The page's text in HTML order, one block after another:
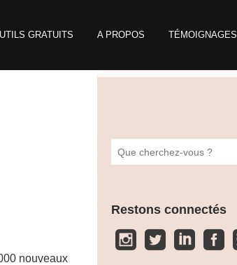
GRATUITS A PROPOS TÉMOIGNAGES
nouveaux
Restons connectés